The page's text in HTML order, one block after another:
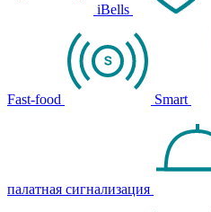
iBells
Fast-food Smart
палатная сигнализация